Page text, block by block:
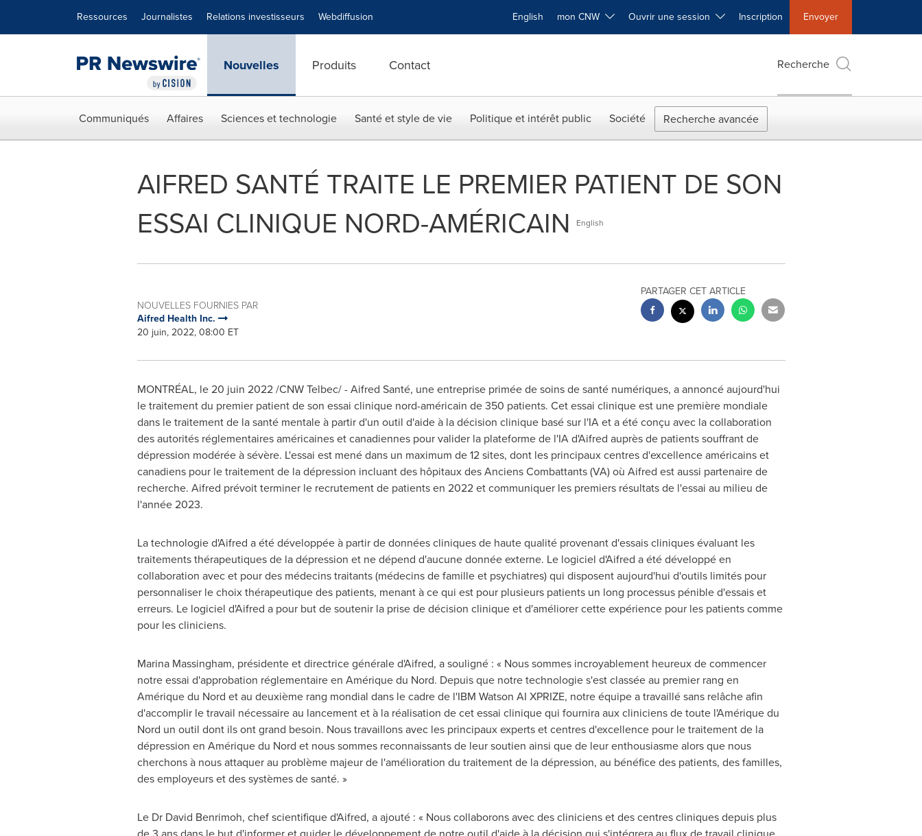
Ressources Journalistes Relations investisseurs Webdiffusion English mon CNW Ouvrir une session Inscription Envoyer
Nouvelles Produits Contact Recherche
Communiqués Affaires Sciences et technologie Santé et style de vie Politique et intérêt public Société Recherche avancée
AIFRED SANTÉ TRAITE LE PREMIER PATIENT DE SON
ESSAI CLINIQUE NORD-AMÉRICAIN
English
NOUVELLES FOURNIES PAR
Aifred Health Inc.
20 juin, 2022, 08:00 ET
PARTAGER CET ARTICLE
MONTRÉAL, le 20 juin 2022/CNW Telbec/ - Aifred Santé, une entreprise primée de soins de santé numériques, a annoncé aujourd'hui
le traitement du premier patient de son essai clinique nord-américain de 350 patients. Cet essai clinique est une première mondiale
dans le traitement de la santé mentale à partir d'un outil d'aide à la décision clinique basé sur l'IA et a été conçu avec la collaboration
des autorités réglementaires américaines et canadiennes pour valider la plateforme de l'IA d'Aifred auprès de patients souffrant de
dépression modérée à sévère. L'essai est mené dans un maximum de 12 sites, dont les principaux centres d'excellence américains et
canadiens pour le traitement de la dépression incluant des hôpitaux des Anciens Combattants (VA) où Aifred est aussi partenaire de
recherche. Aifred prévoit terminer le recrutement de patients en 2022 etcommuniquer les premiers résultats de l'essai au milieu de
l'année 2023.
La technologie d'Aifred a été développée à partir de données cliniques de haute qualité provenant d'essais cliniques évaluant les
traitements thérapeutiques de la dépression et ne dépend d'aucune donnée externe. Le logiciel d'Aifred a été développé en
collaboration avec et pour des médecins traitants (médecins de famille et psychiatres) qui disposent aujourd'hui d'outils limités pour
personnaliser le choix thérapeutique des patients, menant à ce qui est pour plusieurs patients un long processus pénible d'essais et
erreurs. Le logiciel d'Aifred a pour but de soutenir la prise de décision clinique et d'améliorer cette expérience pour les patients comme
pour les cliniciens.
Marina Massingham, présidente et directrice générale d'Aifred, a souligné : « Nous sommes incroyablement heureux de commencer
notre essai d'approbation réglementaire en Amérique du Nord. Depuis que notre technologie s'est classée au premier rang en
Amérique du Nord et au deuxième rang mondial dans le cadre de l'IBM Watson AI XPRIZE, notre équipe a travaillé sans relâche afin
d'accomplir le travail nécessaire au lancement et à la réalisation de cet essai clinique qui fournira aux cliniciens de toute l'Amérique du
Nord un outil dont ils ont grand besoin. Nous travaillons avec les principaux experts et centres d'excellence pour le traitement de la
dépression en Amérique du Nord et nous sommes reconnaissants de leur soutien ainsi que de leur enthousiasme alors que nous
cherchons à nous attaquer au problème majeur de l'amélioration du traitement de la dépression, au bénéfice des patients, des familles,
des employeurs et des systèmes de santé. »
Le Dr David Benrimoh, chef scientifique d'Aifred, a ajouté : « Nous collaborons avec des cliniciens et des centres cliniques depuis plus